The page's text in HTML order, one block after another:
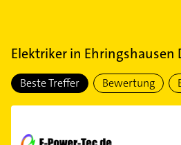
Elektrikerin Ehringshausen
Beste Treffer Bewertung